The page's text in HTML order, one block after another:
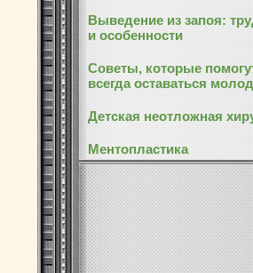
Выведение из запоя:
и особенности
Советы, которые
всегда оставаться
Детская неотложная
Ментопластика